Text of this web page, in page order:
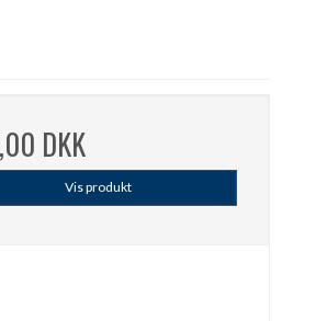
DKK
Vis produkt